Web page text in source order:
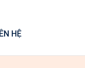
HỆ